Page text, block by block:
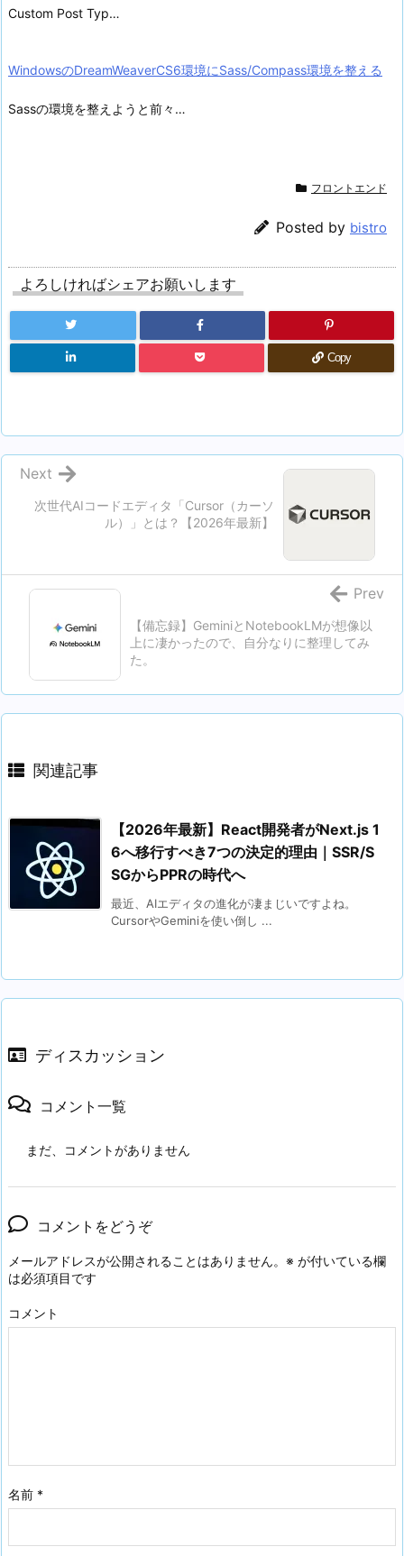
Custom Post Typ…
WindowsのDreamWeaverCS6環境にSass/Compass環境を整える
Sassの環境を整えようと前々…
フロントエンド
Posted by bistro
よろしければシェアお願いします
Copy
次世代AIコードエディタ「Cursor（カーソ
ル）」とは？【2026年最新】
Next
【備忘録】GeminiとNotebookLMが想像以
上に凄かったので、自分なりに整理してみ
た。
Prev
関連記事
【2026年最新】React開発者がNext.js 1
6へ移行すべき7つの決定的理由｜SSR/S
SGからPPRの時代へ
最近、AIエディタの進化が凄まじいですよね。
CursorやGeminiを使い倒し ...
ディスカッション
コメント一覧
まだ、コメントがありません
コメントをどうぞ
メールアドレスが公開されることはありません。 ※ が付いている欄
は必須項目です
コメント
名前 *